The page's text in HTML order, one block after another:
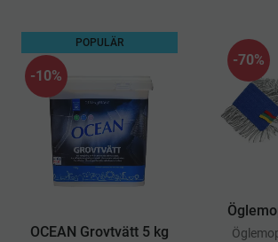
OCEAN Grovtvätt 5 kg
10%
POPULÄR
70%